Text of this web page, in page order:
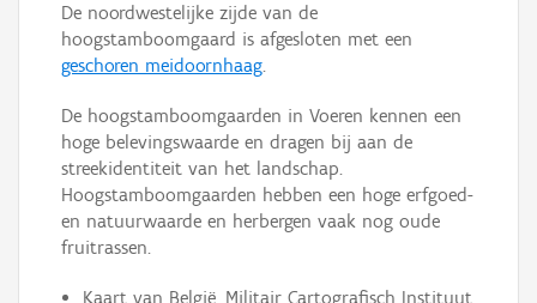
De noordwestelijke zijde van de
hoogstamboomgaard is afgesloten met een
geschoren meidoornhaag.
De hoogstamboomgaarden in Voeren kennen een
hoge belevingswaarde en dragen bij aan de
streekidentiteit van het landschap.
Hoogstamboomgaarden hebben een hoge erfgoed-
en natuurwaarde en herbergen vaak nog oude
fruitrassen.
Kaart van België, Militair Cartografisch Instituut,